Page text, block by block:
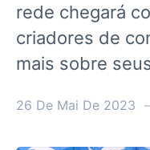
rede chegará
criadores de
mais sobre
26 De Mai De 2023